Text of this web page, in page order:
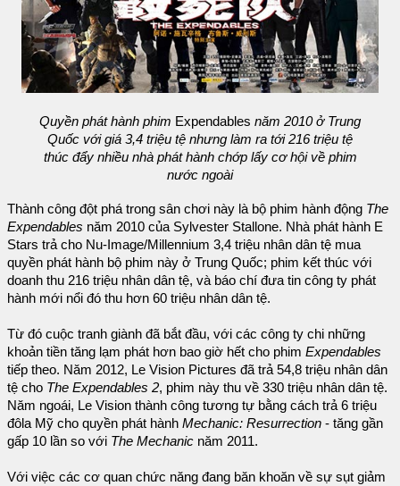
Quyền phát hành phim Expendables năm 2010 ở Trung
Quốc với giá 3,4 triệu tệ nhưng làm ra tới 216 triệu tệ
thúc đẩy nhiều nhà phát hành chớp lấy cơ hội về phim
nước ngoài
Thành công đột phá trong sân chơi này là bộ phim hành động The
Expendables năm 2010 của Sylvester Stallone. Nhà phát hành E
Stars trả cho Nu-Image/Millennium 3,4 triệu nhân dân tệ mua
quyền phát hành bộ phim này ở Trung Quốc; phim kết thúc với
doanh thu 216 triệu nhân dân tệ, và báo chí đưa tin công ty phát
hành mới nổi đó thu hơn 60 triệu nhân dân tệ.
Từ đó cuộc tranh giành đã bắt đầu, với các công ty chi những
khoản tiền tăng lạm phát hơn bao giờ hết cho phim Expendables
tiếp theo. Năm 2012, Le Vision Pictures đã trả 54,8 triệu nhân dân
tệ cho The Expendables 2, phim này thu về 330 triệu nhân dân tệ.
Năm ngoái, Le Vision thành công tương tự bằng cách trả 6 triệu
đôla Mỹ cho quyền phát hành Mechanic: Resurrection - tăng gần
gấp 10 lần so với The Mechanic năm 2011.
Với việc các cơ quan chức năng đang băn khoăn về sự sụt giảm